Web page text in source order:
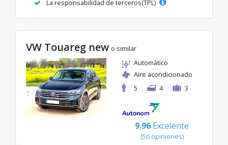
La responsabilidad de terceros(TPL)
VW Touareg new o similar
Automático
Aire acondicionado
5
4 3
9.96 Excelente
(50 opiniones)